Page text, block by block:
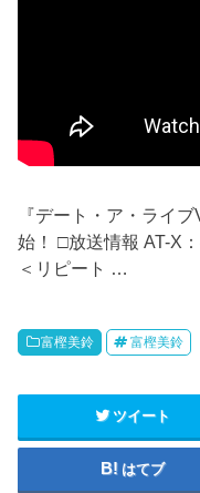
『デート・ア・ライ
始！ □放送情報 AT-X
＜リピート …
富樫美鈴 富樫美鈴
ツイート
はてブ